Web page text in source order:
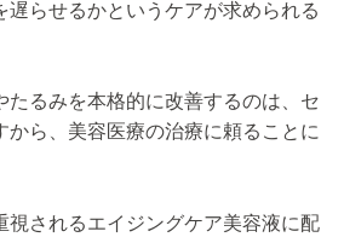
遅らせるかというケアが求められる
たるみを本格的に改善するのは、セ
から、美容医療の治療に頼ることに
視されるエイジングケア美容液に配